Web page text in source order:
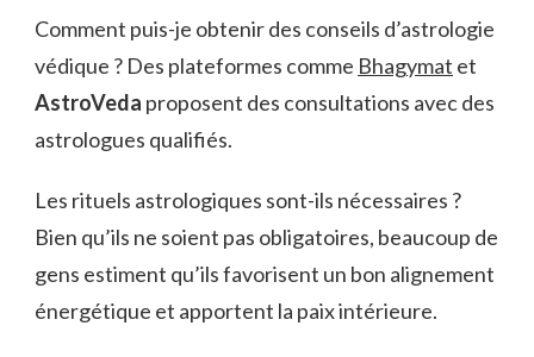
Comment puis-je obtenir des conseils d’astrologie
védique ? Des plateformes comme Bhagymat et
AstroVeda proposent des consultations avec des
astrologues qualifiés.
Les rituels astrologiques sont-ils nécessaires ?
Bien qu’ils ne soient pas obligatoires, beaucoup de
gens estiment qu’ils favorisent un bon alignement
énergétique et apportent la paix intérieure.